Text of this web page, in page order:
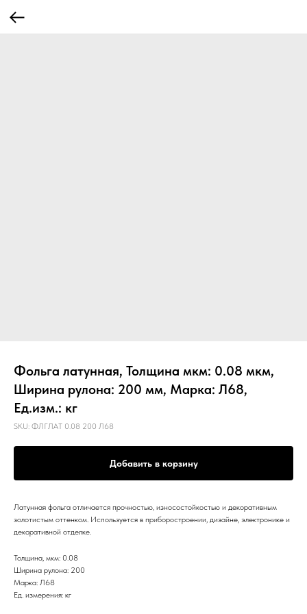
Фольга латунная, Толщина мкм: 0.08 мкм,
Ширина рулона: 200 мм, Марка: Л68,
Ед.изм.: кг
SKU: ФЛГЛАТ 0.08 200 Л68
Добавить в корзину
Латунная фольга отличается прочностью, износостойкостью и декоративным
золотистым оттенком. Используется в приборостроении, дизайне, электронике и
декоративной отделке.
Толщина, мкм: 0.08
Ширина рулона: 200
Марка: Л68
Ед. измерения: кг